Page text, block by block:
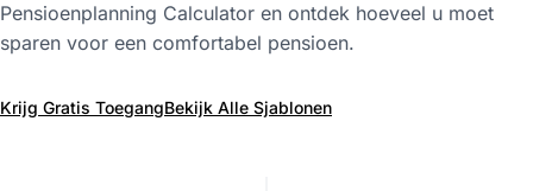
Pensioenplanning Calculator en ontdek hoeveel u moet
sparen voor een comfortabel pensioen.
Krijg Gratis ToegangBekijk Alle Sjablonen